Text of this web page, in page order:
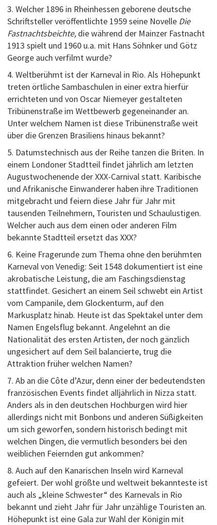
3. Welcher 1896 in Rheinhessen geborene deutsche
Schriftsteller veröffentlichte 1959 seine Novelle Die
Fastnachtsbeichte, die während der Mainzer Fastnacht
1913 spielt und 1960 u.a. mit Hans Söhnker und Götz
George auch verfilmt wurde?
4. Weltberühmt ist der Karneval in Rio. Als Höhepunkt
treten örtliche Sambaschulen in einer extra hierfür
errichteten und von Oscar Niemeyer gestalteten
Tribünenstraße im Wettbewerb gegeneinander an.
Unter welchem Namen ist diese Tribünenstraße weit
über die Grenzen Brasiliens hinaus bekannt?
5. Datumstechnisch aus der Reihe tanzen die Briten. In
einem Londoner Stadtteil findet jährlich am letzten
Augustwochenende der XXX-Carnival statt. Karibische
und Afrikanische Einwanderer haben ihre Traditionen
mitgebracht und feiern diese Jahr für Jahr mit
tausenden Teilnehmern, Touristen und Schaulustigen.
Welcher auch aus dem einen oder anderen Film
bekannte Stadtteil ersetzt das XXX?
6. Keine Fragerunde zum Thema ohne den berühmten
Karneval von Venedig: Seit 1548 dokumentiert ist eine
akrobatische Leistung, die am Faschingsdienstag
stattfindet. Gesichert an einem Seil schwebt ein Artist
vom Campanile, dem Glockenturm, auf den
Markusplatz hinab. Heute ist das Spektakel unter dem
Namen Engelsflug bekannt. Angelehnt an die
Nationalität des ersten Artisten, der noch gänzlich
ungesichert auf dem Seil balancierte, trug die
Attraktion früher welchen Namen?
7. Ab an die Côte d’Azur, denn einer der bedeutendsten
französischen Events findet alljährlich in Nizza statt.
Anders als in den deutschen Hochburgen wird hier
allerdings nicht mit Bonbons und anderen Süßigkeiten
um sich geworfen, sondern historisch bedingt mit
welchen Dingen, die vermutlich besonders bei den
weiblichen Feiernden gut ankommen?
8. Auch auf den Kanarischen Inseln wird Karneval
gefeiert. Der wohl größte und weltweit bekannteste ist
auch als „kleine Schwester“ des Karnevals in Rio
bekannt und zieht Jahr für Jahr unzählige Touristen an.
Höhepunkt ist eine Gala zur Wahl der Königin mit